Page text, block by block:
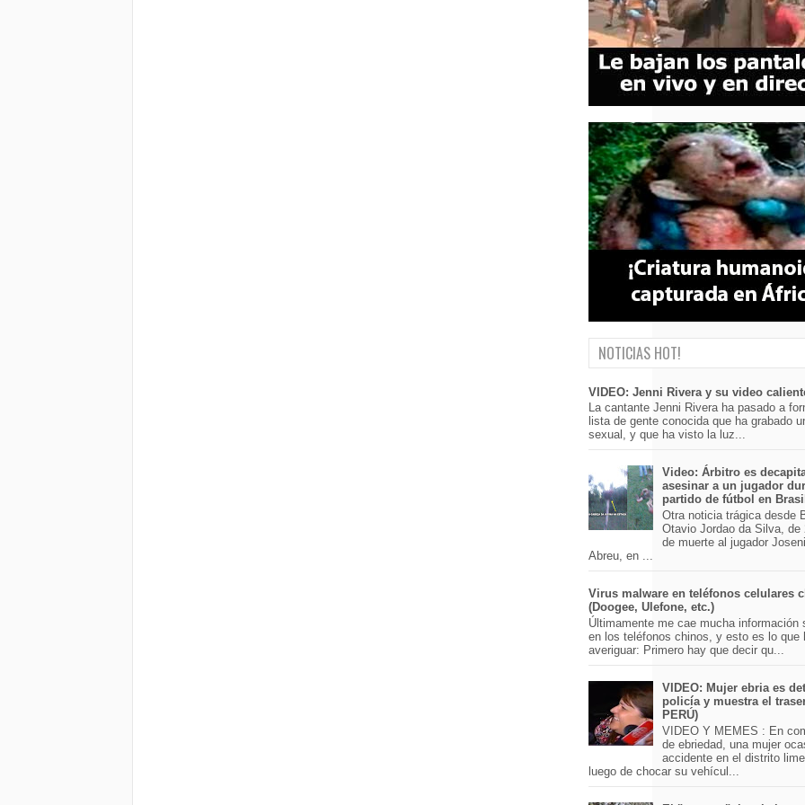
NOTICIAS HOT!
VIDEO: Jenni Rivera y su video
La cantante Jenni Rivera ha pasado a
lista de gente conocida que ha grabado
sexual, y que ha visto la luz...
Video: Árbitro es
asesinar a un jugador
partido de fútbol en
Otra noticia trágica desde
Otavio Jordao da Silva, de
de muerte al jugador
Abreu, en ...
Virus malware en teléfonos celulares
(Doogee, Ulefone, etc.)
Últimamente me cae mucha información
en los teléfonos chinos, y esto es lo que
averiguar: Primero hay que decir qu...
VIDEO: Mujer ebria es
policía y muestra el
PERÚ)
VIDEO Y MEMES : En
de ebriedad, una mujer
accidente en el distrito
luego de chocar su vehícul...